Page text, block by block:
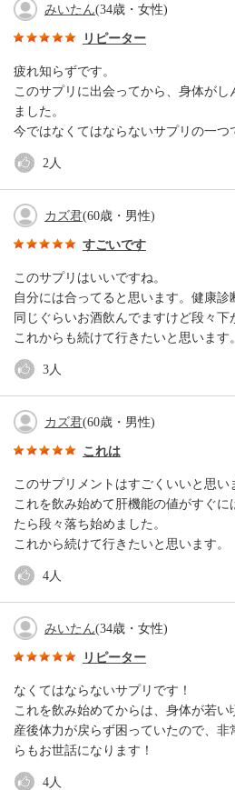
みいたん(34歳・女性)
リピーター
疲れ知らずです。
このサプリに出会ってから、身体がし
ました。
今ではなくてはならないサプリの一つ
2人
カズ君(60歳・男性)
すごいです
このサプリはいいですね。
自分には合ってると思います。健康診
同じぐらいお酒飲んでますけど段々下
これからも続けて行きたいと思います。
3人
カズ君(60歳・男性)
これは
このサプリメントはすごくいいと思い
これを飲み始めて肝機能の値がすぐ
たら段々落ち始めました。
これから続けて行きたいと思います。
4人
みいたん(34歳・女性)
リピーター
なくてはならないサプリです！
これを飲み始めてからは、身体が若
産後体力が戻らず困っていたので、
らもお世話になります！
4人